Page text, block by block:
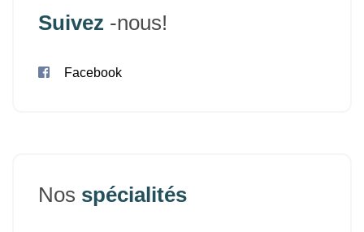
Suivez -nous!
Facebook
Nos spécialités